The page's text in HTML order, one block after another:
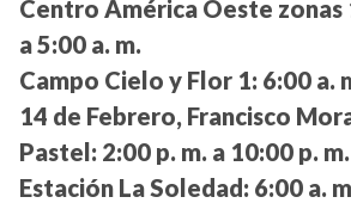
Centro América Oeste zonas
a 5:00 a. m.
Campo Cielo y Flor 1: 6:00 a.
14 de Febrero, Francisco
Pastel: 2:00 p. m. a 10:00 p. m.
Estación La Soledad: 6:00 a.